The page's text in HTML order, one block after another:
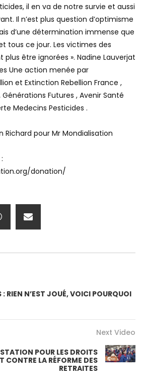
il en va de notre survie et aussi
Il n’est plus question d’optimisme
d’une détermination immense que
tous ce jour. Les victimes des
être ignorées ». Nadine Lauverjat
Une action menée par
et Extinction Rebellion France ,
Générations Futures , Avenir Santé
Medecins Pesticides .
Richard pour Mr Mondialisation
donation/
: RIEN N’EST JOUÉ, VOICI POURQUOI
Next Video
POUR LES DROITS
CONTRE LA RÉFORME DES
RETRAITES